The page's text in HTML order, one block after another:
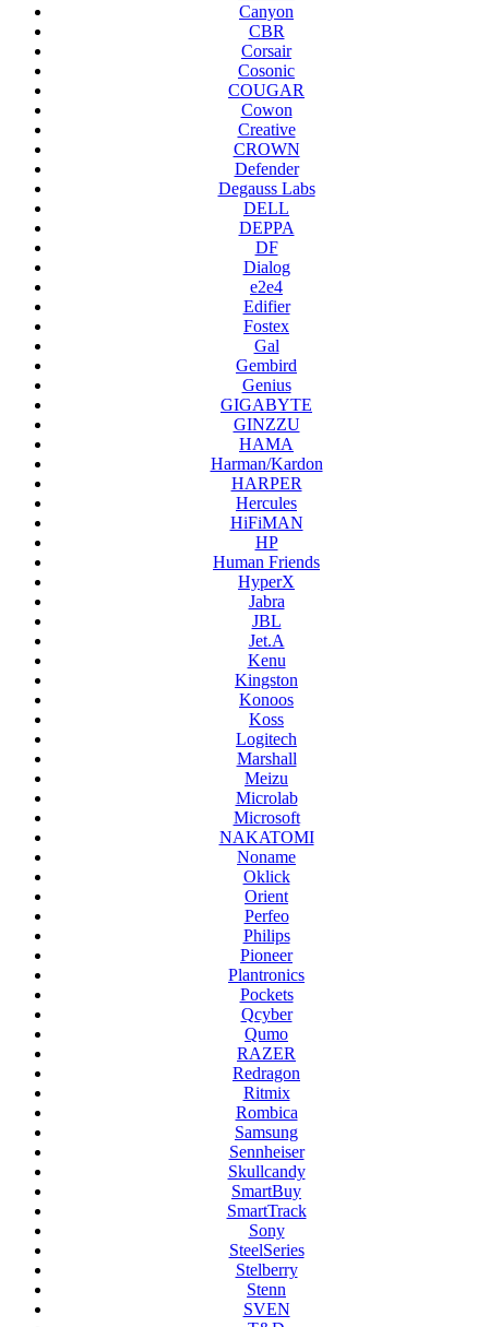
Canyon
CBR
Corsair
Cosonic
COUGAR
Cowon
Creative
CROWN
Defender
Degauss Labs
DELL
DEPPA
DF
Dialog
e2e4
Edifier
Fostex
Gal
Gembird
Genius
GIGABYTE
GINZZU
HAMA
Harman/Kardon
HARPER
Hercules
HiFiMAN
HP
Human Friends
HyperX
Jabra
JBL
Jet.A
Kenu
Kingston
Konoos
Koss
Logitech
Marshall
Meizu
Microlab
Microsoft
NAKATOMI
Noname
Oklick
Orient
Perfeo
Philips
Pioneer
Plantronics
Pockets
Qcyber
Qumo
RAZER
Redragon
Ritmix
Rombica
Samsung
Sennheiser
Skullcandy
SmartBuy
SmartTrack
Sony
SteelSeries
Stelberry
Stenn
SVEN